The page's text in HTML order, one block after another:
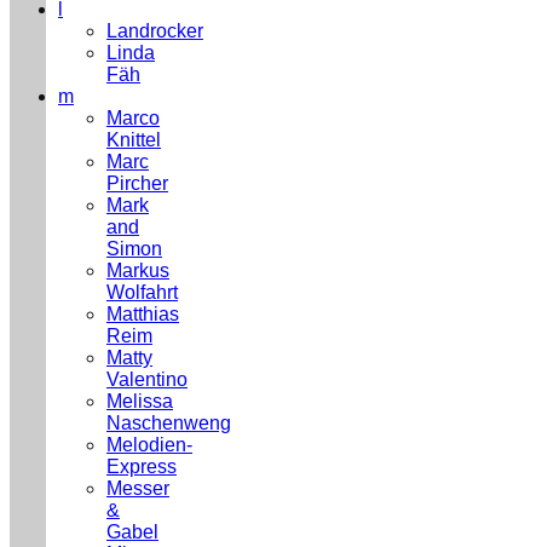
Landrocker
Linda
Fäh
m
Marco
Knittel
Marc
Pircher
Mark
and
Simon
Markus
Wolfahrt
Matthias
Reim
Matty
Valentino
Melissa
Naschenweng
Melodien-
Express
Messer
&
Gabel